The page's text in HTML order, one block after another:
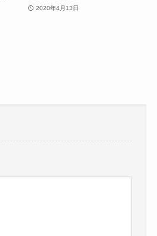
2020年4月13日